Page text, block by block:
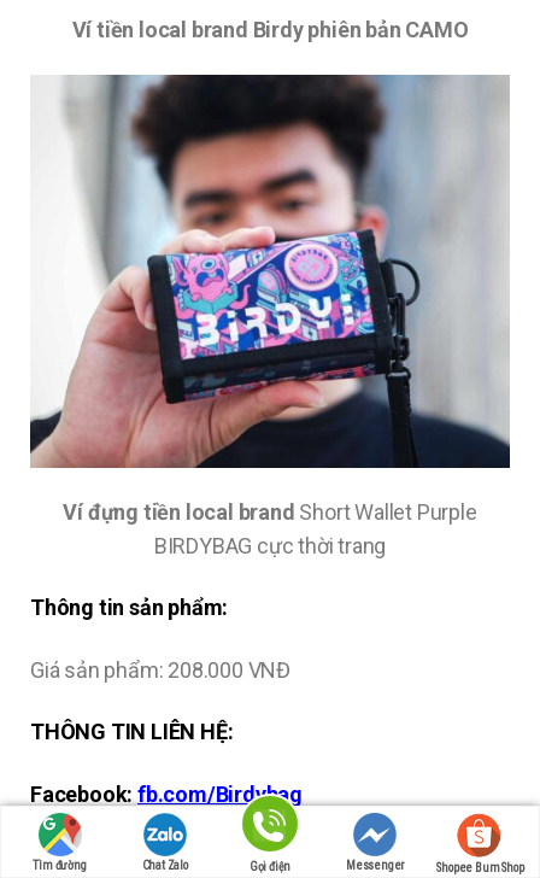
Ví tiền local brand Birdy phiên bản CAMO
Ví đựng tiền local brand Short Wallet Purple
BIRDYBAG cực thời trang
Thông tin sản phẩm:
Giá sản phẩm: 208.000 VNĐ
THÔNG TIN LIÊN HỆ:
Facebook:fb.com/Birdybag
Website: https://birdybag.com
Tìm đường Chat Zalo Gọi điện Messenger Shopee Bum Shop